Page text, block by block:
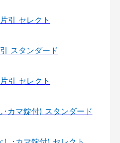
引 セレクト
スタンダード
引 セレクト
カマ錠付) スタンダード